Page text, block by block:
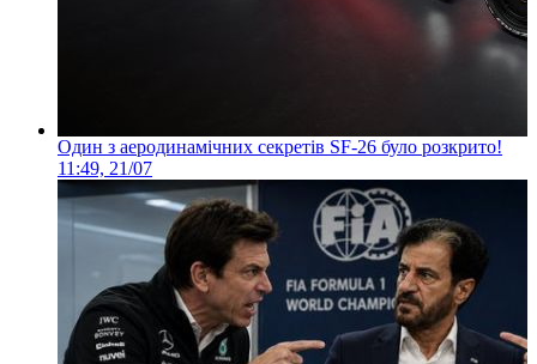
Один з аеродинамічних секретів SF-26 було розкрито!
11:49, 21/07